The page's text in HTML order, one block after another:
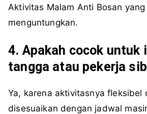
Aktivitas Malam Anti Bosan yang
menguntungkan.
4. Apakah cocok untuk
tangga atau pekerja
Ya, karena aktivitasnya fleksibel
disesuaikan dengan jadwal